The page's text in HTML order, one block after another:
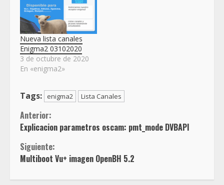
Nueva lista canales
Enigma2 03102020
3 de octubre de 2020
En «enigma2»
Tags: enigma2 Lista Canales
Sigue
leyendo
Anterior:
Explicacion parametros oscam: pmt_mode DVBAPI
Siguiente:
Multiboot Vu+ imagen OpenBH 5.2